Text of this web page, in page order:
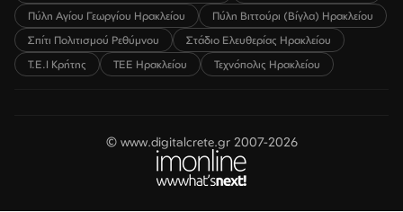
Πύλη Αγίου Γεωργίου Ηρακλείου
Πύλη Βιττούρι (Βίγλα) Ηρακλείου
Σπίτι Πολιτισμού Ρεθύμνου
Στάδιο Ελευθερίας Ηρακλείου
Τ.Ε.Ι Κρήτης
ΤΕΕ Ηρακλείου Τεχνόπολις Ηρακλείου
© www.digitalcrete.gr 2007-2026